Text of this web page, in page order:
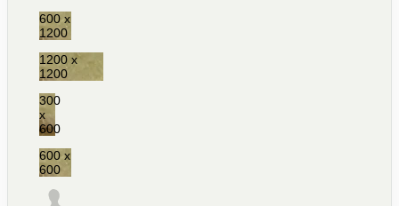
600 x
1200
1200 x
1200
300
x
600
600 x
600